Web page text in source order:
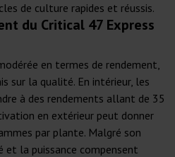
de culture rapides et réussis.
du Critical 47 Express
en termes de rendement,
sur la qualité. En intérieur, les
à des rendements allant de 35
en extérieur peut donner
par plante. Malgré son
et la puissance compensent